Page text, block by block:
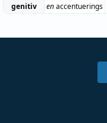
genitiv
enaccentuerings